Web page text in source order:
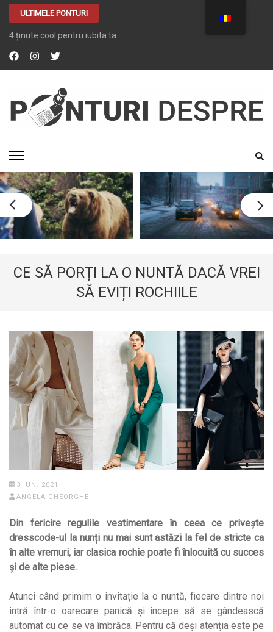
ULTIMELE PONTURI
4 ținute cool pentru iubita ta
PONTURI DESPRE
CE SĂ PORȚI LA O NUNTĂ DACĂ VREI
SĂ EVIȚI ROCHIILE
3 IUN. 2021
ANGELA GHEORGHE
Din fericire regulile vestimentare în ceea ce privește
dresscode-ul la nunți nu mai sunt astăzi la fel de stricte ca
în alte vremuri, iar clasica rochie poate fi înlocuită cu succes
și de alte piese.
Atunci când primim o invitație la o nuntă, fiecare dintre noi
intră într-o oarecare panică și începe să se gândească
automat cu ce se va îmbrăca. Pentru că deși atenția este pe